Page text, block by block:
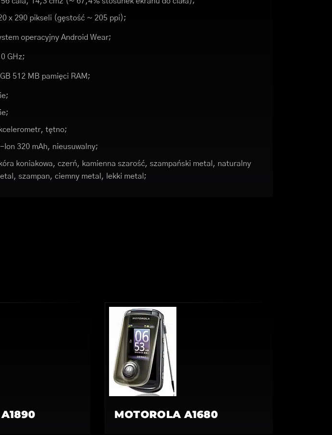
x 290 pikseli (gęstość ~ 205 ppi);
operacyjny Android Wear;
GHz;
512 MB pamięci RAM;
tętno;
Ion 320 mAh, nieusuwalny;
koniakowa, czerń, kamienna szarość, szampański metal, naturalny
szampan, ciemny metal, lekki metal;
MOTOROLA A1680